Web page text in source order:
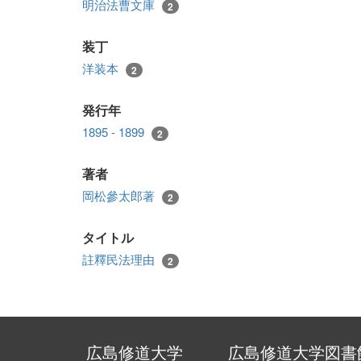
明治法曹文庫 2
装丁
洋装本 2
発行年
1895 - 1899 2
著者
岡松參太郎著 2
タイトル
註釋民法理由 2
広島修道大学 広島修道大学図